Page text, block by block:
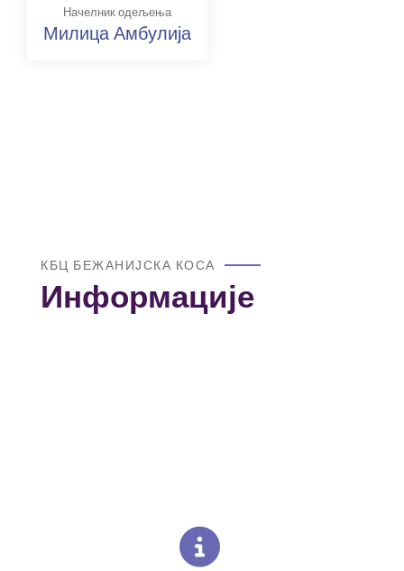
Начелник одељења
Милица Амбулија
КБЦ БЕЖАНИЈСКА КОСА
Информације